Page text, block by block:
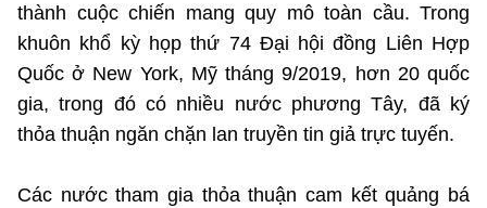
thành cuộc chiến mang quy mô toàn cầu. Trong
khuôn khổ kỳ họp thứ 74 Đại hội đồng Liên Hợp
Quốc ở New York, Mỹ tháng 9/2019, hơn 20 quốc
gia, trong đó có nhiều nước phương Tây, đã ký
thỏa thuận ngăn chặn lan truyền tin giả trực tuyến.
Các nước tham gia thỏa thuận cam kết quảng bá